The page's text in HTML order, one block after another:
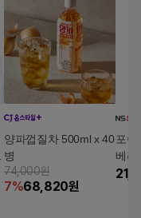
양파껍질차 500ml x 40
병
74,000원
7%68,820원
포어
베리
3천